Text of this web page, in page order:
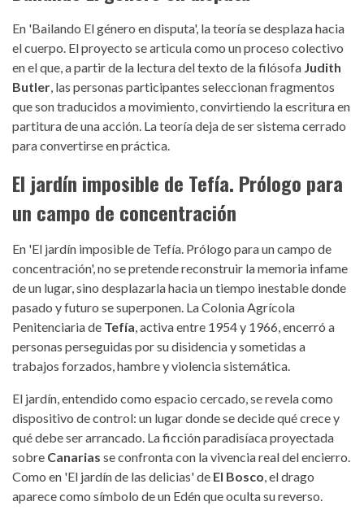
En 'Bailando El género en disputa', la teoría se desplaza hacia
el cuerpo. El proyecto se articula como un proceso colectivo
en el que, a partir de la lectura del texto de la filósofa Judith
Butler, las personas participantes seleccionan fragmentos
que son traducidos a movimiento, convirtiendo la escritura en
partitura de una acción. La teoría deja de ser sistema cerrado
para convertirse en práctica.
El jardín imposible de Tefía. Prólogo para
un campo de concentración
En 'El jardín imposible de Tefía. Prólogo para un campo de
concentración', no se pretende reconstruir la memoria infame
de un lugar, sino desplazarla hacia un tiempo inestable donde
pasado y futuro se superponen. La Colonia Agrícola
Penitenciaria de Tefía, activa entre 1954 y 1966, encerró a
personas perseguidas por su disidencia y sometidas a
trabajos forzados, hambre y violencia sistemática.
El jardín, entendido como espacio cercado, se revela como
dispositivo de control: un lugar donde se decide qué crece y
qué debe ser arrancado. La ficción paradisíaca proyectada
sobre Canarias se confronta con la vivencia real del encierro.
Como en 'El jardín de las delicias' de El Bosco, el drago
aparece como símbolo de un Edén que oculta su reverso.